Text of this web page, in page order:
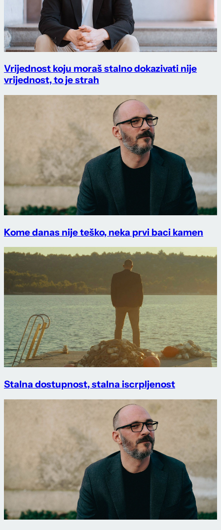
Vrijednost koju moraš stalno dokazivati nije
vrijednost, to je strah
Kome danas nije teško, neka prvi baci kamen
Stalna dostupnost, stalna iscrpljenost